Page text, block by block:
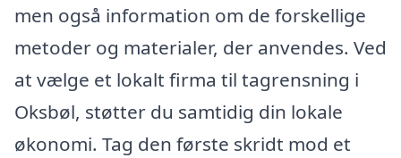
men også information om de forskellige
metoder og materialer, der anvendes. Ved
at vælge et lokalt firma til tagrensning i
Oksbøl, støtter du samtidig din lokale
økonomi. Tag den første skridt mod et